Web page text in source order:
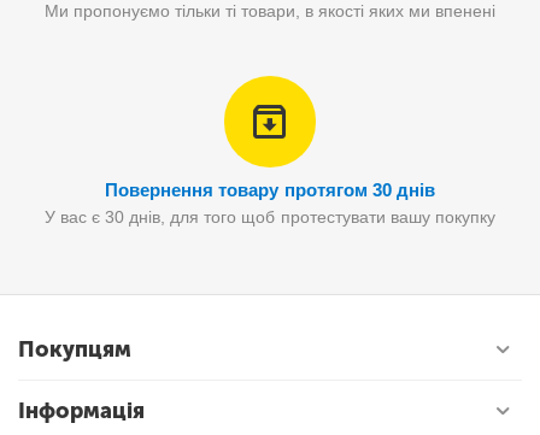
Ми пропонуємо тільки ті товари, в якості яких ми впенені
Повернення товару протягом 30 днів
У вас є 30 днів, для того щоб протестувати вашу покупку
Покупцям
Інформація